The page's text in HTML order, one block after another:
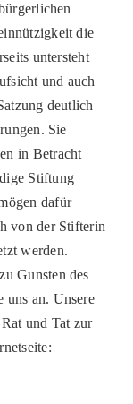
die
untersteht
und auch
deutlich
Sie
in Betracht
Stiftung
dafür
von der Stifterin
werden.
Gunsten des
uns an. Unsere
und Tat zur